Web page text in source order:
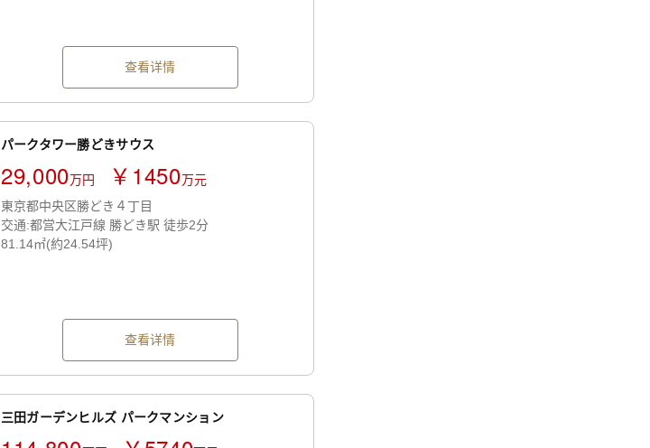
查看详情
パークタワー勝どきサウス
29,000万円 ￥1450万元
東京都中央区勝どき４丁目
交通:都営大江戸線 勝どき駅 徒歩2分
81.14㎡(約24.54坪)
查看详情
三田ガーデンヒルズ パークマンション